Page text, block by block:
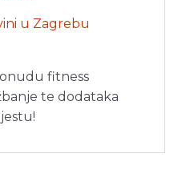
u Zagrebu
fitness
te dodataka